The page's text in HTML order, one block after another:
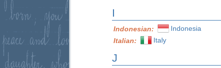
I
Indonesian:
Indonesia
Italian:
Italy
J